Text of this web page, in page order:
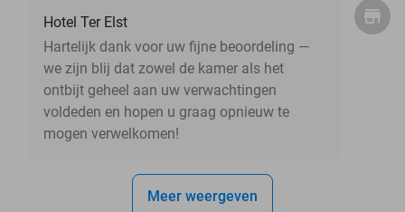
Hotel Ter Elst
Hartelijk dank voor uw fijne beoordeling —
we zijn blij dat zowel de kamer als het
ontbijt geheel aan uw verwachtingen
voldeden en hopen u graag opnieuw te
mogen verwelkomen!
Meer weergeven